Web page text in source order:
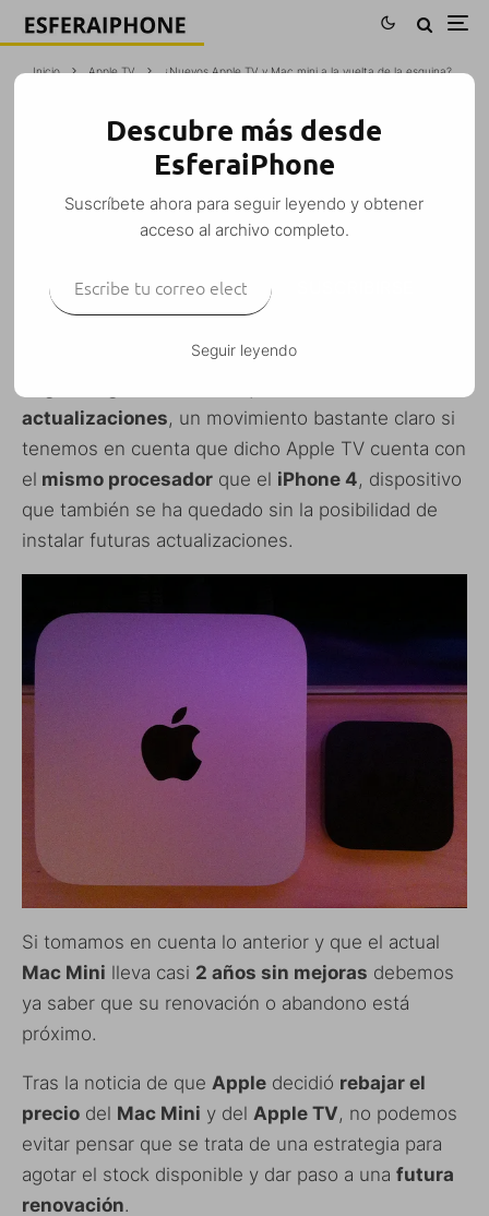
Inicio Apple TV ¿Nuevos Apple TV y Mac mini a la vuelta de la esquina?
¿NUEVOS APPLE TV Y MAC MINI A LA
VUELTA DE LA ESQUINA?
Iván Fragoso · Apple TV Mac Noticias Rumores · 22 junio, 2014
1 Minuto de lectura
Junto con el lanzamiento deiOS 8
actualizaciones, un movimiento bastante claro si
tenemos en cuenta que dicho Apple TV cuenta con
el mismo procesador que el iPhone 4, dispositivo
que también se ha quedado sin la posibilidad de
instalar futuras actualizaciones.
Si tomamos en cuenta lo anterior y que el actual
Mac Mini lleva casi 2 años sin mejoras debemos
ya saber que su renovación o abandono está
próximo.
Tras la noticia de que Apple decidió rebajar el
precio del Mac Mini y del Apple TV, no podemos
evitar pensar que se trata de una estrategia para
agotar el stock disponible y dar paso a una futura
renovación.
Descubre más desde
EsferaiPhone
Suscríbete ahora para seguir leyendo y obtener
acceso al archivo completo.
Seguir leyendo